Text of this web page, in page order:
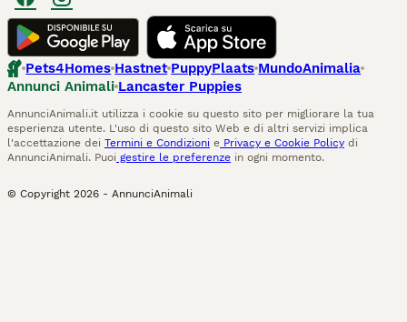
Pets4Homes Hastnet PuppyPlaats MundoAnimalia
Annunci Animali Lancaster Puppies
AnnunciAnimali.it utilizza i cookie su questo sito per migliorare la tua
esperienza utente. L'uso di questo sito Web e di altri servizi implica
l'accettazione dei Termini e Condizioni e Privacy e Cookie Policy di
AnnunciAnimali. Puoi gestire le preferenze in ogni momento.
© Copyright 2026 - AnnunciAnimali